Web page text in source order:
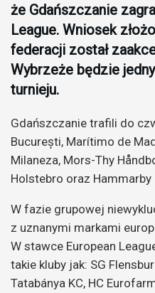
że Gdańszczanie
League. Wniosek
federacji został
Wybrzeże będzie
turnieju.
Gdańszczanie trafili do
București, Marítimo de
Milaneza, Mors-Thy
Holstebro oraz Hammarby
W fazie grupowej
z uznanymi markami
W stawce European
takie kluby jak: SG
Tatabánya KC, HC